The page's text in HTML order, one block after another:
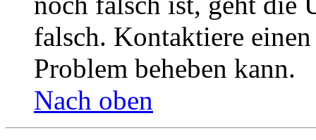
falsch. Kontaktiere
Problem beheben kann.
Nach oben